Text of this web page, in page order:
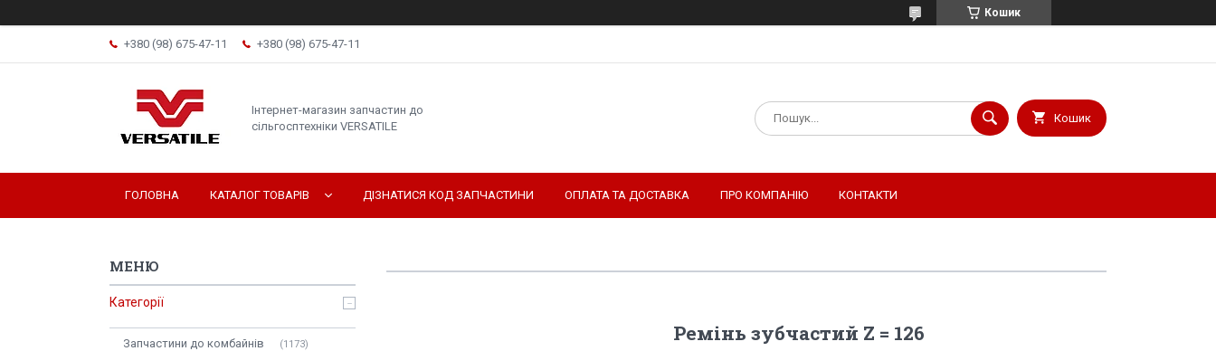
Кошик
+380 (98) 675-47-11 +380 (98) 675-47-11
Інтернет-магазин запчастин до
сільгосптехніки VERSATILE
Кошик
ГОЛОВНА КАТАЛОГ ТОВАРІВ ДІЗНАТИСЯ КОД ЗАПЧАСТИНИ ОПЛАТА ТА ДОСТАВКА ПРО КОМПАНІЮ КОНТАКТИ
Ремінь зубчастий Z = 126
Категорії
Запчастини до комбайнів 1173